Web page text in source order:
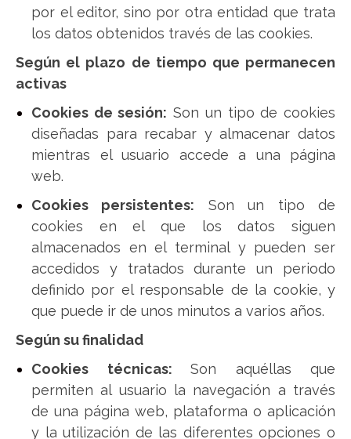
por el editor, sino por otra entidad que trata
los datos obtenidos través de las cookies.
Según el plazo de tiempo que permanecen
activas
Cookies de sesión: Son un tipo de cookies
diseñadas para recabar y almacenar datos
mientras el usuario accede a una página
web.
Cookies persistentes: Son un tipo de
cookies en el que los datos siguen
almacenados en el terminal y pueden ser
accedidos y tratados durante un periodo
definido por el responsable de la cookie, y
que puede ir de unos minutos a varios años.
Según su finalidad
Cookies técnicas: Son aquéllas que
permiten al usuario la navegación a través
de una página web, plataforma o aplicación
y la utilización de las diferentes opciones o